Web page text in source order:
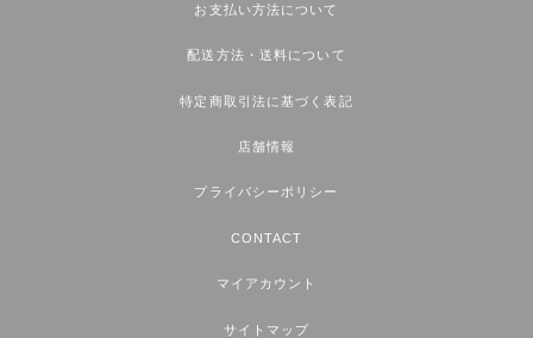
お支払い方法について
配送方法・送料について
特定商取引法に基づく表記
店舗情報
プライバシーポリシー
CONTACT
マイアカウント
サイトマップ